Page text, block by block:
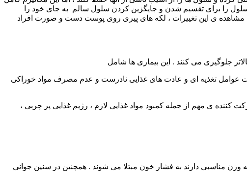
را برای تقسیم شدن و جایگزین کردن سلول سالم به جای خود را
ی این تغییرات ، لکه های پیری روی پوست دست و صورت افراد
از ۵۰ سالگی دو برابر می شود . تخمین زده می شود که ۵۰ - ۳۰ ٪ سرطان ها به علت عوامل تغذیه ای و عادت های غذایی نادرست و عدم مصرف مواد خوراکی
ی مهم از جمله کمبود مواد غذایی لازم ، رژیم غذایی پر چربی ،
دهد . بعنوان مثال افراد دارای اضافه وزن ۳ برابر بیشتر از افراد عادی که وزن مناسبی دارند به فشار خون مبتلا می شوند . همچنین در سنین جوانی